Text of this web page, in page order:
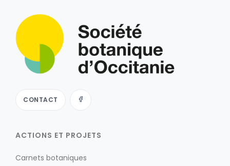
CONTACT
ACTIONS ET PROJETS
Carnets botaniques